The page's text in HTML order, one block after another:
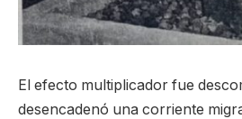
El efecto multiplicador fue
desencadenó una corriente